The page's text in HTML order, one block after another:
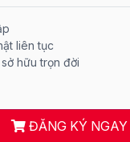
liên tục
hữu trọn đời
ĐĂNG KÝ NGAY